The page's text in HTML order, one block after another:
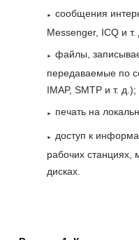
сообщения
Messenger, ICQ и т.
файлы,
передаваемые по
IMAP, SMTP и т. д.);
печать на
доступ к
рабочих станциях,
дисках.